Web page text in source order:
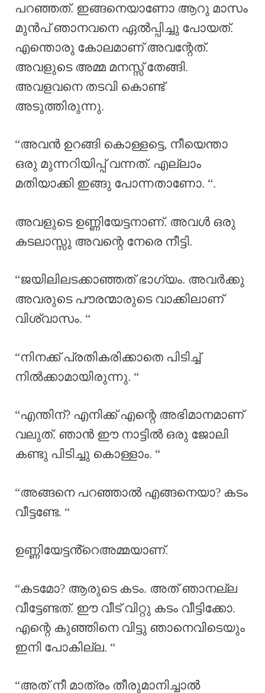
പറഞ്ഞത്. ഇങ്ങനെയാണോ ആറു മാസം
മുൻപ് ഞാനവനെ ഏൽപ്പിച്ചു പോയത്.
എന്തൊരു കോലമാണ് അവന്റേത്.
അവളുടെ അമ്മ മനസ്സ് തേങ്ങി.
അവളവനെ തടവി കൊണ്ട്
അടുത്തിരുന്നു.
“അവൻ ഉറങ്ങി കൊള്ളട്ടെ, നീയെന്താ
ഒരു മുന്നറിയിപ്പ് വന്നത്. എല്ലാം
മതിയാക്കി ഇങ്ങു പോന്നതാണോ. “.
അവളുടെ ഉണ്ണിയേട്ടനാണ്. അവൾ ഒരു
കടലാസ്സു അവന്റെ നേരെ നീട്ടി.
“ജയിലിലടക്കാഞ്ഞത് ഭാഗ്യം. അവർക്കു
അവരുടെ പൗരന്മാരുടെ വാക്കിലാണ്
വിശ്വാസം. “
“നിനക്ക് പ്രതികരിക്കാതെ പിടിച്ച്
നിൽക്കാമായിരുന്നു. “
“എന്തിന്? എനിക്ക് എന്റെ അഭിമാനമാണ്
വലുത്. ഞാൻ ഈ നാട്ടിൽ ഒരു ജോലി
കണ്ടു പിടിച്ചു കൊള്ളാം. “
“അങ്ങനെ പറഞ്ഞാൽ എങ്ങനെയാ? കടം
വീട്ടണ്ടേ. “
ഉണ്ണിയേട്ടൻ്റെഅമ്മയാണ്.
“കടമോ? ആരുടെ കടം. അത് ഞാനല്ല
വീട്ടേണ്ടത്. ഈ വീട് വിറ്റു കടം വീട്ടിക്കോ.
എന്റെ കുഞ്ഞിനെ വിട്ടു ഞാനെവിടെയും
ഇനി പോകില്ല. “
“അത് നീ മാത്രം തീരുമാനിച്ചാൽ